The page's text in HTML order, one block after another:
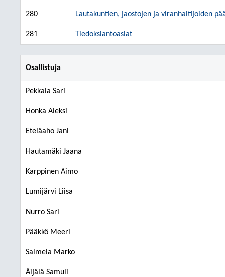
280 Lautakuntien, jaostojen ja viranhaltijoiden
281 Tiedoksiantoasiat
Osallistuja
Pekkala Sari
Honka Aleksi
Eteläaho Jani
Hautamäki Jaana
Karppinen Aimo
Lumijärvi Liisa
Nurro Sari
Pääkkö Meeri
Salmela Marko
Äijälä Samuli